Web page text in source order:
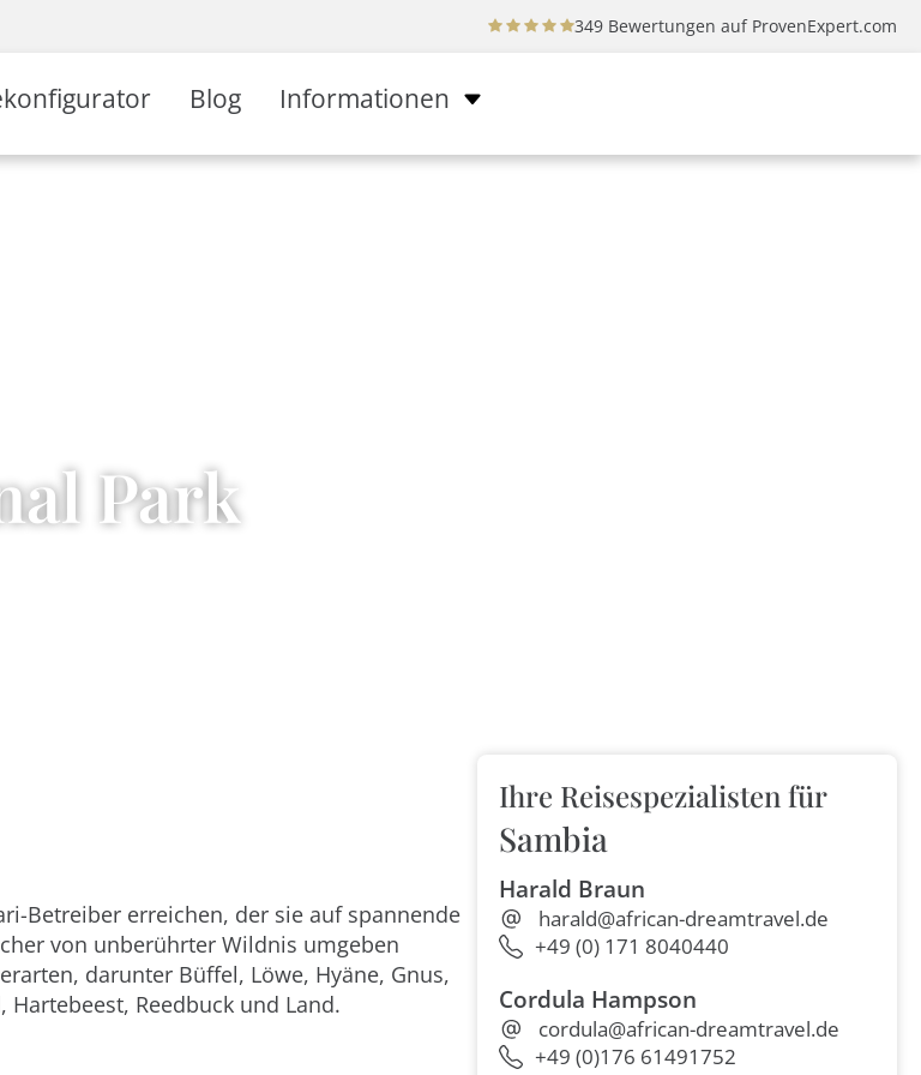
349 Bewertungen auf ProvenExpert.com
Blog Informationen
Park
Betreiber erreichen, der sie auf spannende
von unberührter Wildnis umgeben
darunter Büffel, Löwe, Hyäne, Gnus,
Hartebeest, Reedbuck und Land.
Ihre Reisespezialisten für
Sambia
Harald Braun
harald@african-dreamtravel.de
+49 (0) 171 8040440
Cordula Hampson
cordula@african-dreamtravel.de
+49 (0)176 61491752